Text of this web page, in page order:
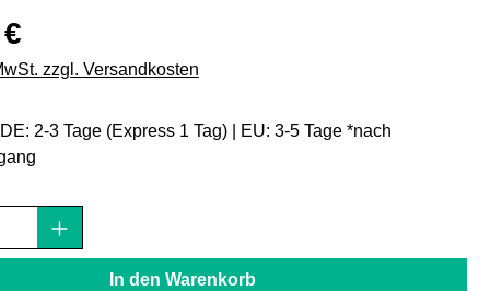
zzgl. Versandkosten
2-3 Tage (Express 1 Tag) | EU: 3-5 Tage *nach
Gib den gewünschten Wert ein
In den Warenkorb